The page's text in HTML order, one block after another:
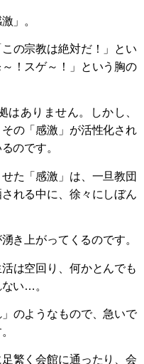
」。
の宗教は絶対だ！」とい
！スゲ～！」という胸の
はありません。しかし、
の「感激」が活性化され
のです。
た「感激」は、一旦教団
れる中に、徐々にしぼん
き上がってくるのです。
は空回り、何かとんでも
い…。
のようなもので、急いで
繁く会館に通ったり、会